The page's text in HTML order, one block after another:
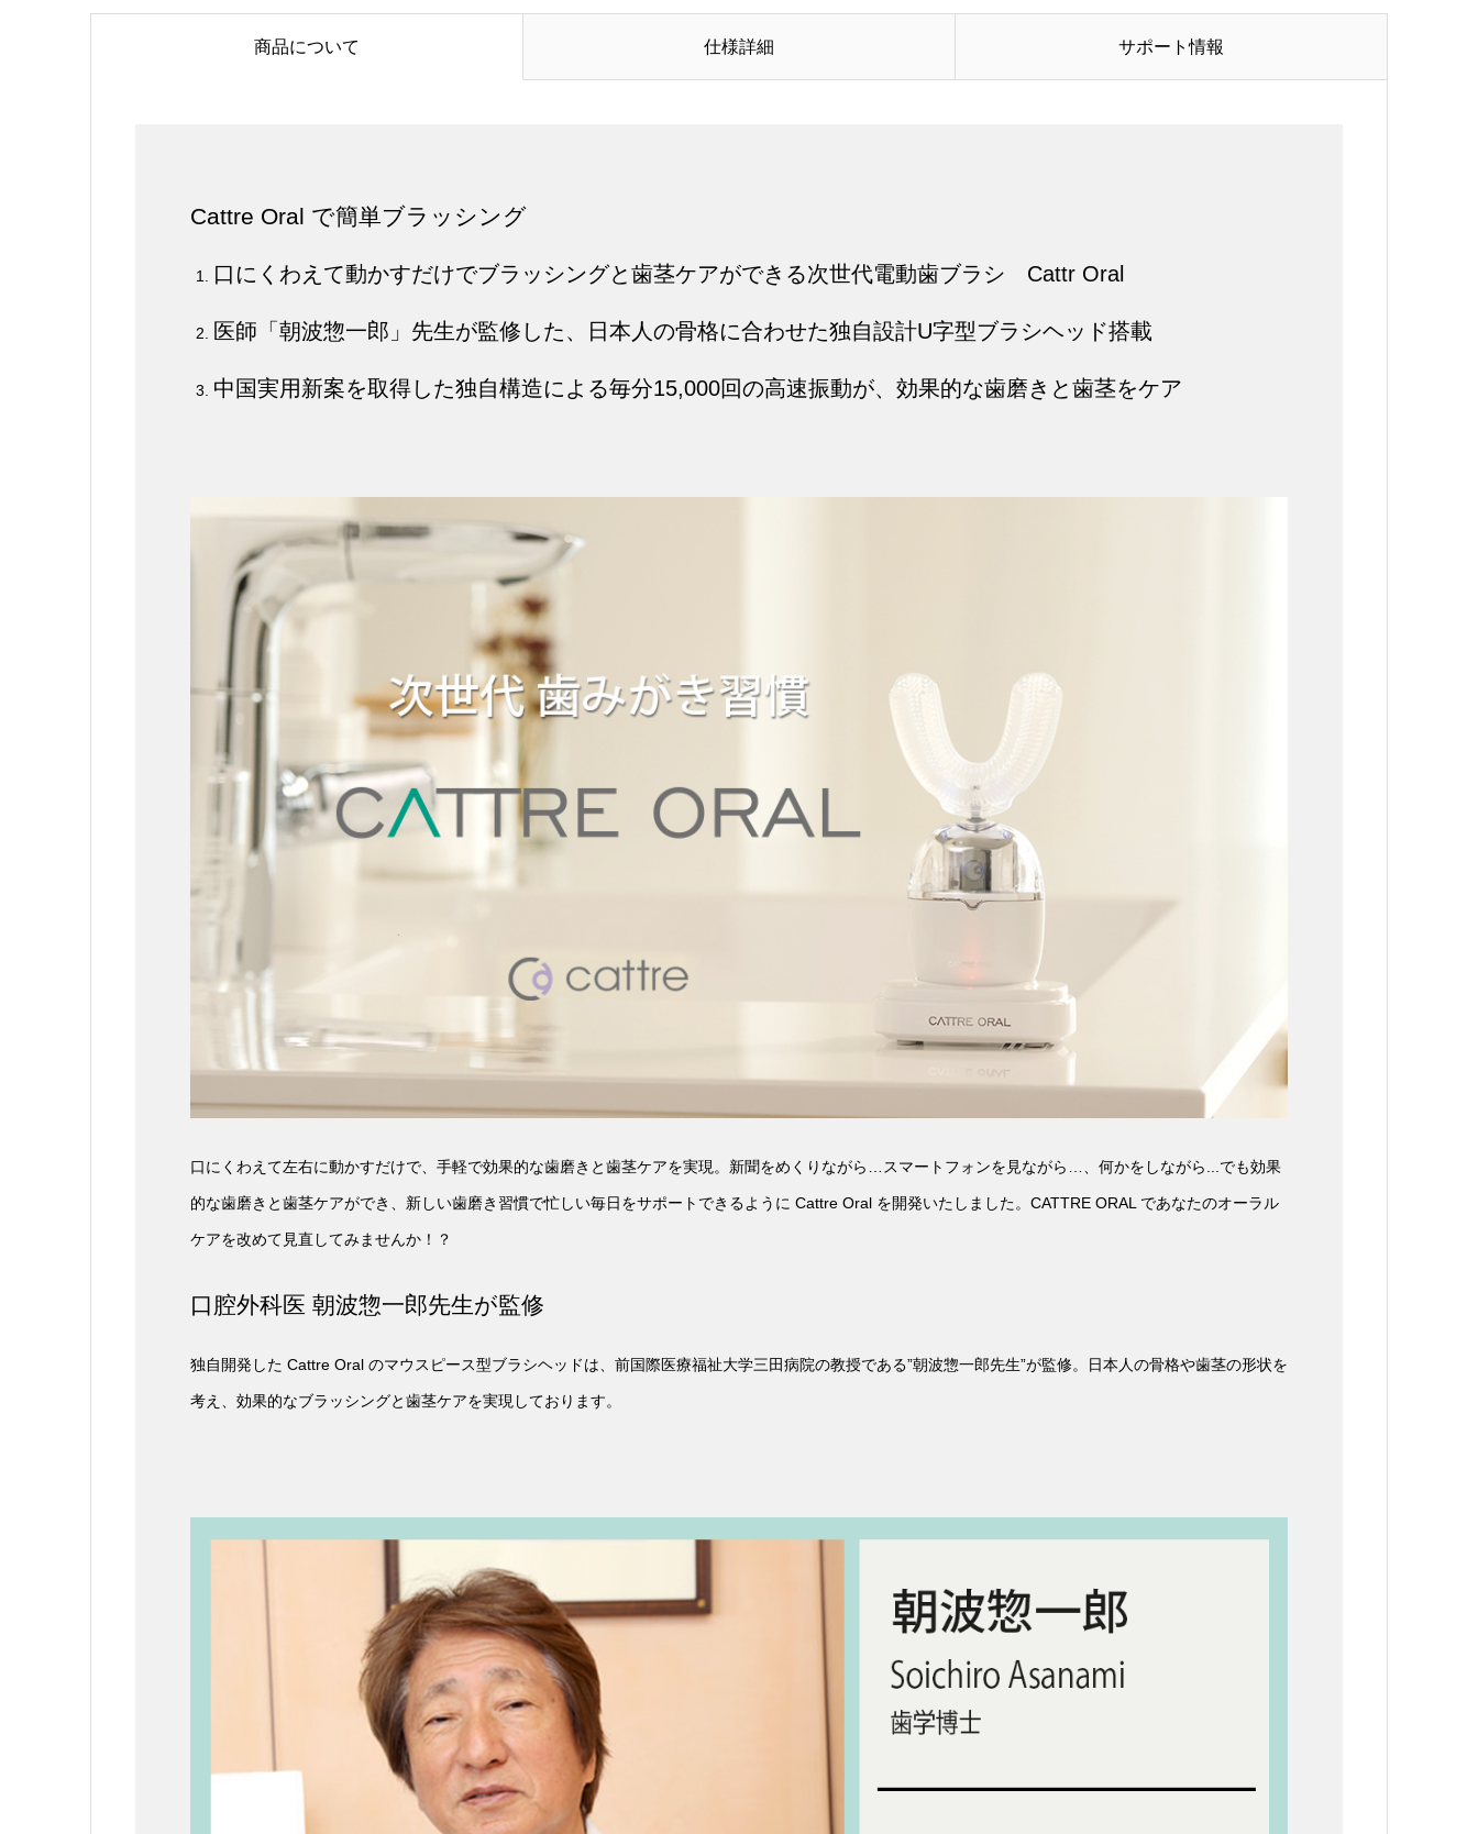
商品について 仕様詳細 サポート情報
Cattre Oral で簡単ブラッシング
口にくわえて動かすだけでブラッシングと歯茎ケアができる次世代電動歯ブラシ Cattr Oral
医師「朝波惣一郎」先生が監修した、日本人の骨格に合わせた独自設計U字型ブラシヘッド搭載
中国実用新案を取得した独自構造による毎分15,000回の高速振動が、効果的な歯磨きと歯茎をケア
口にくわえて左右に動かすだけで、手軽で効果的な歯磨きと歯茎ケアを実現。新聞をめくりながら…スマートフォンを見ながら…、何かをしながら...でも効果
的な歯磨きと歯茎ケアができ、新しい歯磨き習慣で忙しい毎日をサポートできるように Cattre Oral を開発いたしました。CATTRE ORAL であなたのオーラル
ケアを改めて見直してみませんか！？
口腔外科医 朝波惣一郎先生が監修
独自開発した Cattre Oral のマウスピース型ブラシヘッドは、前国際医療福祉大学三田病院の教授である”朝波惣一郎先生”が監修。日本人の骨格や歯茎の形状を
考え、効果的なブラッシングと歯茎ケアを実現しております。